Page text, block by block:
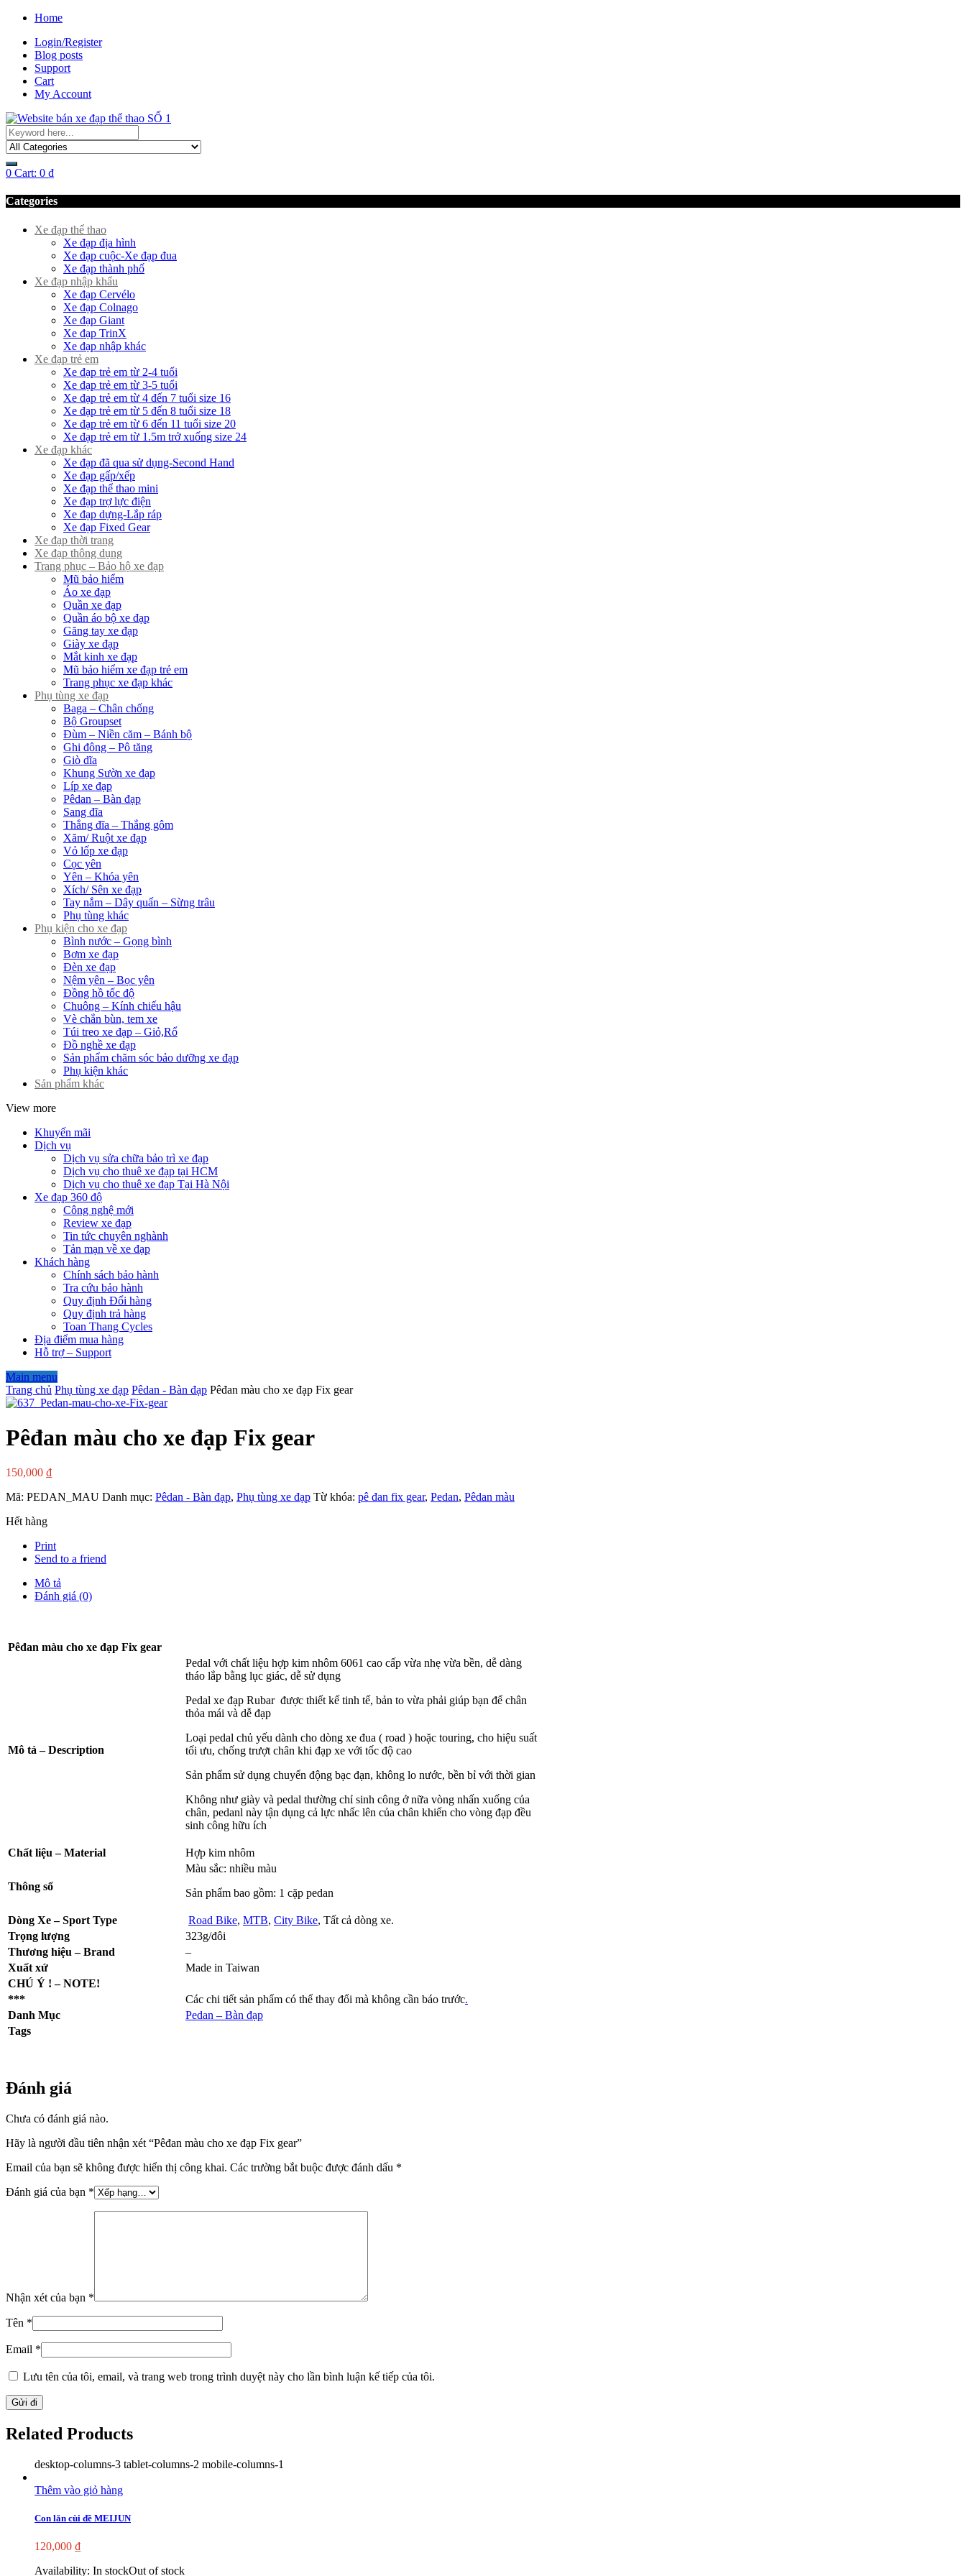
Home
Login/Register
Blog posts
Support
Cart
My Account
0 Cart: 0 ₫
Categories
Xe đạp thể thao
Xe đạp địa hình
Xe đạp cuộc-Xe đạp đua
Xe đạp thành phố
Xe đạp nhập khẩu
Xe đạp Cervélo
Xe đạp Colnago
Xe đạp Giant
Xe đạp TrinX
Xe đạp nhập khác
Xe đạp trẻ em
Xe đạp trẻ em từ 2-4 tuổi
Xe đạp trẻ em từ 3-5 tuổi
Xe đạp trẻ em từ 4 đến 7 tuổi size 16
Xe đạp trẻ em từ 5 đến 8 tuổi size 18
Xe đạp trẻ em từ 6 đến 11 tuổi size 20
Xe đạp trẻ em từ 1.5m trở xuống size 24
Xe đạp khác
Xe đạp đã qua sử dụng-Second Hand
Xe đạp gấp/xếp
Xe đạp thể thao mini
Xe đạp trợ lực điện
Xe đạp dựng-Lắp ráp
Xe đạp Fixed Gear
Xe đạp thời trang
Xe đạp thông dụng
Trang phục – Bảo hộ xe đạp
Mũ bảo hiểm
Áo xe đạp
Quần xe đạp
Quần áo bộ xe đạp
Găng tay xe đạp
Giày xe đạp
Mắt kinh xe đạp
Mũ bảo hiểm xe đạp trẻ em
Trang phục xe đạp khác
Phụ tùng xe đạp
Baga – Chân chống
Bộ Groupset
Đùm – Niền căm – Bánh bộ
Ghi đông – Pô tăng
Giò dĩa
Khung Sườn xe đạp
Líp xe đạp
Pêdan – Bàn đạp
Sang đĩa
Thắng đĩa – Thắng gôm
Xăm/ Ruột xe đạp
Vỏ lốp xe đạp
Cọc yên
Yên – Khóa yên
Xích/ Sên xe đạp
Tay nắm – Dây quấn – Sừng trâu
Phụ tùng khác
Phụ kiện cho xe đạp
Bình nước – Gọng bình
Bơm xe đạp
Đèn xe đạp
Nệm yên – Bọc yên
Đồng hồ tốc độ
Chuông – Kính chiếu hậu
Vè chắn bùn, tem xe
Túi treo xe đạp – Giỏ,Rổ
Đồ nghề xe đạp
Sản phẩm chăm sóc bảo dưỡng xe đạp
Phụ kiện khác
Sản phẩm khác
View more
Khuyến mãi
Dịch vụ
Dịch vụ sửa chữa bảo trì xe đạp
Dịch vụ cho thuê xe đạp tại HCM
Dịch vụ cho thuê xe đạp Tại Hà Nội
Xe đạp 360 độ
Công nghệ mới
Review xe đạp
Tin tức chuyên nghành
Tản mạn về xe đạp
Khách hàng
Chính sách bảo hành
Tra cứu bảo hành
Quy định Đổi hàng
Quy định trả hàng
Toan Thang Cycles
Địa điểm mua hàng
Hỗ trợ – Support
Main menu
Trang chủ Phụ tùng xe đạp Pêdan - Bàn đạp Pêđan màu cho xe đạp Fix gear
Pêđan màu cho xe đạp Fix gear
150,000 ₫
Mã: PEDAN_MAU Danh mục: Pêdan - Bàn đạp, Phụ tùng xe đạp Từ khóa: pê đan fix gear, Pedan, Pêdan màu
Hết hàng
Print
Send to a friend
Mô tả
Đánh giá (0)
Pêđan màu cho xe đạp Fix gear
Mô tả – Description
Pedal với chất liệu hợp kim nhôm 6061 cao cấp vừa nhẹ vừa bền, dễ dàng
tháo lắp bằng lục giác, dễ sử dụng
Pedal xe đạp Rubar được thiết kế tinh tế, bản to vừa phải giúp bạn để chân
thỏa mái và dễ đạp
Loại pedal chủ yếu dành cho dòng xe đua ( road ) hoặc touring, cho hiệu suất
tối ưu, chống trượt chân khi đạp xe với tốc độ cao
Sản phẩm sử dụng chuyển động bạc đạn, không lo nước, bền bỉ với thời gian
Không như giày và pedal thường chỉ sinh công ở nữa vòng nhấn xuống của
chân, pedanl này tận dụng cả lực nhấc lên của chân khiến cho vòng đạp đều
sinh công hữu ích
Chất liệu –Material Hợp kim nhôm
Thông số
Màu sắc: nhiều màu
Sản phẩm bao gồm: 1 cặp pedan
Dòng Xe – Sport Type Road Bike, MTB, City Bike, Tất cả dòng xe.
Trọng lượng
323g/đôi
Thương hiệu – Brand
–
Xuất xứ
Made in Taiwan
CHÚ Ý ! – NOTE!
***
Các chi tiết sản phẩm có thể thay đổi mà không cần báo trước.
Danh Mục
Pedan – Bàn đạp
Tags
Đánh giá
Chưa có đánh giá nào.
Hãy là người đầu tiên nhận xét “Pêđan màu cho xe đạp Fix gear”
Email của bạn sẽ không được hiển thị công khai. Các trường bắt buộc được đánh dấu *
Đánh giá của bạn *
Nhận xét của bạn *
Tên *
Email *
Lưu tên của tôi, email, và trang web trong trình duyệt này cho lần bình luận kế tiếp của tôi.
Related Products
desktop-columns-3 tablet-columns-2 mobile-columns-1
Thêm vào giỏ hàng
Con lăn cùi đề MEIJUN
120,000 ₫
Availability: In stockOut of stock